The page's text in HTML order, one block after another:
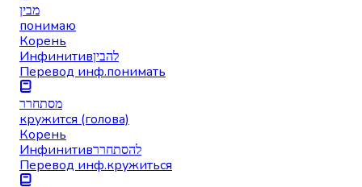
מבין
понимаю
Корень
Инфинитивלהבין
Перевод инф.понимать
מסתחרר
кружится (голова)
Корень
Инфинитивלהסתחרר
Перевод инф.кружиться